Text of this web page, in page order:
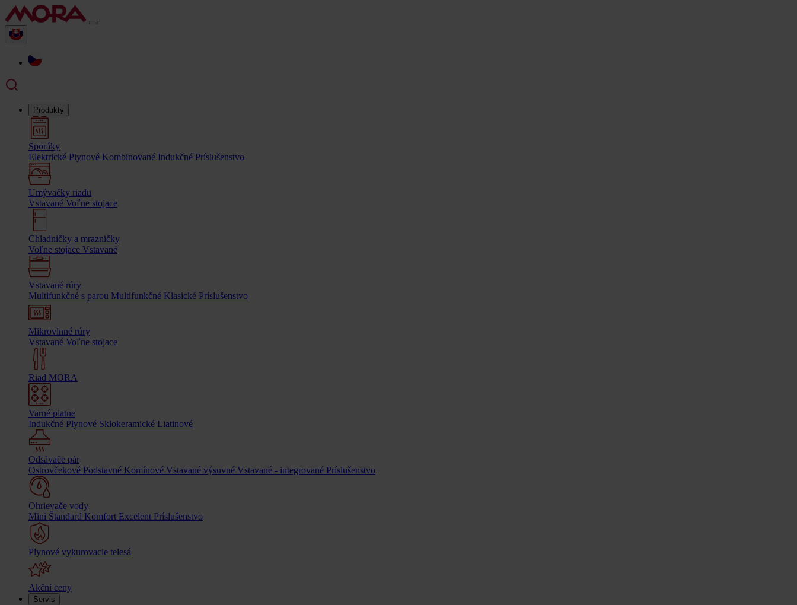
Produkty
Sporáky
Elektrické Plynové Kombinované Indukčné Príslušenstvo
Umývačky riadu
Vstavané Voľne stojace
Chladničky a mrazničky
Voľne stojace Vstavané
Vstavané rúry
Multifunkčné s parou Multifunkčné Klasické Príslušenstvo
Mikrovlnné rúry
Vstavané Voľne stojace
Riad MORA
Varné platne
Indukčné Plynové Sklokeramické Liatinové
Odsávače pár
Ostrovčekové Podstavné Komínové Vstavané výsuvné Vstavané - integrované Príslušenstvo
Ohrievače vody
Mini Štandard Komfort Excelent Príslušenstvo
Plynové vykurovacie telesá
Akční ceny
Servis